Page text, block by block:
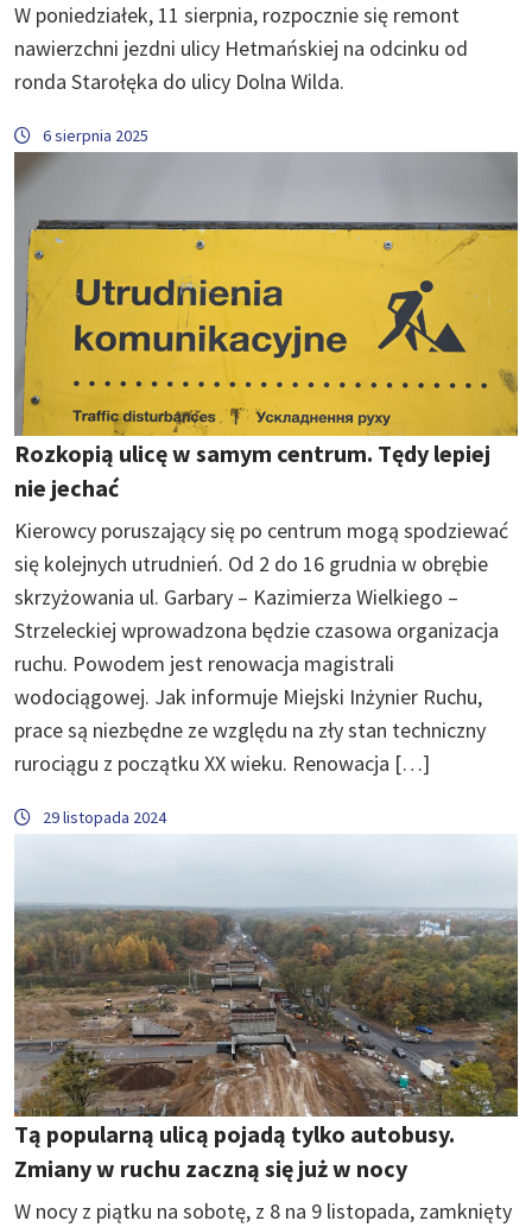
W poniedziałek, 11 sierpnia, rozpocznie się remont
nawierzchni jezdni ulicy Hetmańskiej na odcinku od
ronda Starołęka do ulicy Dolna Wilda.
6 sierpnia 2025
Rozkopią ulicę w samym centrum. Tędy lepiej
nie jechać
Kierowcy poruszający się po centrum mogą spodziewać
się kolejnych utrudnień. Od 2 do 16 grudnia w obrębie
skrzyżowania ul. Garbary – Kazimierza Wielkiego –
Strzeleckiej wprowadzona będzie czasowa organizacja
ruchu. Powodem jest renowacja magistrali
wodociągowej. Jak informuje Miejski Inżynier Ruchu,
prace są niezbędne ze względu na zły stan techniczny
rurociągu z początku XX wieku. Renowacja […]
29 listopada 2024
Tą popularną ulicą pojadą tylko autobusy.
Zmiany w ruchu zaczną się już w nocy
W nocy z piątku na sobotę, z 8 na 9 listopada, zamknięty